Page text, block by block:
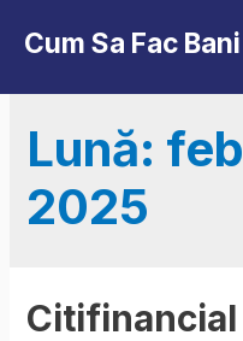
Cum Sa Fac Bani
Lună:
2025